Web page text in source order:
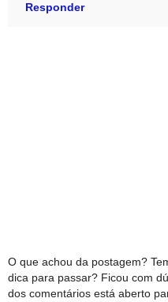
Responder
O que achou da postagem?
dica para passar? Ficou com
dos comentários está aberto